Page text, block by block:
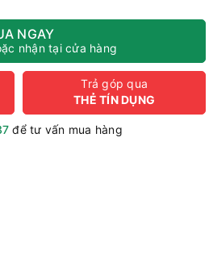
NGAY
nhận tại cửa hàng
Trả góp qua
THẺ TÍN DỤNG
để tư vấn mua hàng